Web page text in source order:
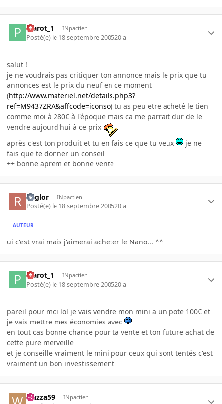
plarot_1 INpactien
Posté(e) le 18 septembre 200520 a
salut !
je ne voudrais pas critiquer ton annonce mais le prix que tu
annonces est le prix du neuf en ce moment
(http://www.materiel.net/details.php3?
ref=M9437ZRA&affcode=iconso) tu as peu etre acheté le tien
comme moi à 280€ à l'époque mais ca me parrait dur de le
vendre aujourd'hui à ce prix
après c'est ton produit et tu en fais ce que tu veux
je ne
fais que te donner un conseil
++ bonne aprem et bonne vente
Reglor INpactien
Posté(e) le 18 septembre 200520 a
AUTEUR
ui c'est vrai mais j'aimerai acheter le Nano... ^^
plarot_1 INpactien
Posté(e) le 18 septembre 200520 a
pareil pour moi lol je vais vendre mon mini a un pote 100€ et
je vais mettre mes économies avec
en tout cas bonne chance pour ta vente et ton future achat de
cette pure merveille
et je conseille vraiment le mini pour ceux qui sont tentés c'est
vraiment un bon investissement
wazza59 INpactien